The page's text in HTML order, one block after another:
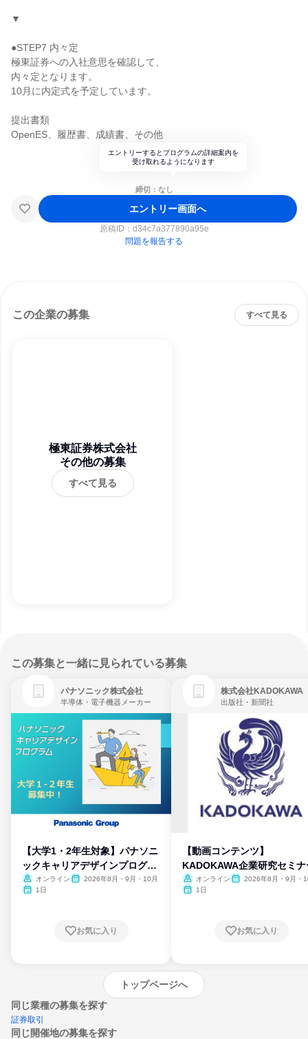
▼
●STEP7 内々定
極東証券への入社意思を確認して、
内々定となります。
10月に内定式を予定しています。
提出書類
OpenES、履歴書、成績書、その他
エントリーするとプログラムの詳細案内を
受け取れるようになります
締切：なし
エントリー画面へ
原稿ID： d34c7a377890a95e
問題を報告する
この企業の募集 すべて見る
極東証券株式会社
その他の募集
すべて見る
この募集と一緒に見られている募集
パナソニック株式会社
半導体・電子機器メーカー
【大学1・2年生対象】パナソニ
ックキャリアデザインプログラ
ム
オンライン
2026年8月・9月・10月
1日
お気に入り
株式会社KADOKAWA
出版社・新聞社
【動画コンテンツ】
KADOKAWA企業研究セミナ
オンライン
2026年8月・9月・
1日
お気に入り
トップページへ
同じ業種の募集を探す
証券取引
同じ開催地の募集を探す